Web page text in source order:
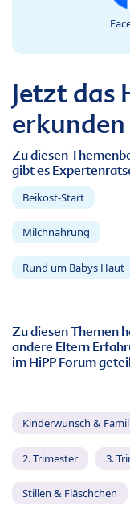
Jetzt das
erkunden
Zu diesen
gibt es
Beikost-Start
Milchnahrung
Rund um Babys Haut
Zu diesen Themen
andere Eltern
im HiPP Forum
Kinderwunsch &
2. Trimester 3.
Stillen & Fläschchen